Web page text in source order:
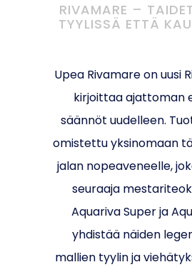
RIVAMARE –
TYYLISSÄ ETTÄ
Upea Rivamare on uusi
kirjoittaa ajattoman
säännöt uudelleen.
omistettu yksinomaan
jalan nopeaveneelle,
seuraaja
Aquariva Super ja
yhdistää näiden
mallien tyylin ja